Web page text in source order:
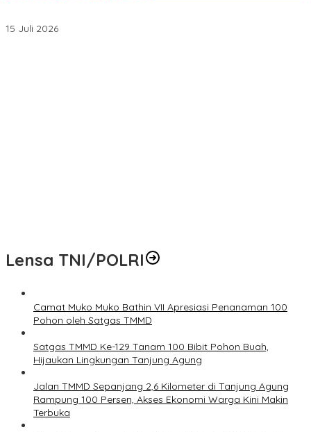
15 Juli 2026
Lensa TNI/POLRI
Camat Muko Muko Bathin VII Apresiasi Penanaman 100
Pohon oleh Satgas TMMD
Satgas TMMD Ke-129 Tanam 100 Bibit Pohon Buah,
Hijaukan Lingkungan Tanjung Agung
Jalan TMMD Sepanjang 2,6 Kilometer di Tanjung Agung
Rampung 100 Persen, Akses Ekonomi Warga Kini Makin
Terbuka